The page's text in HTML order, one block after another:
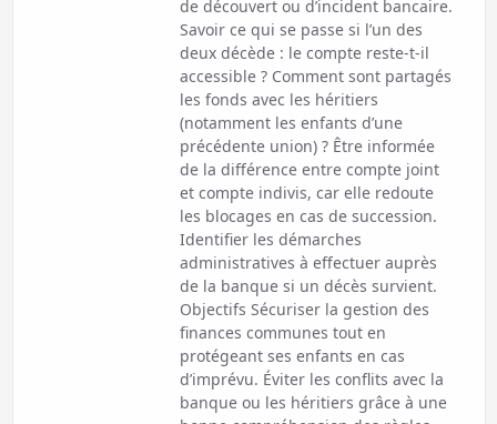
de découvert ou d’incident bancaire.
Savoir ce qui se passe si l’un des
deux décède : le compte reste-t-il
accessible ? Comment sont partagés
les fonds avec les héritiers
(notamment les enfants d’une
précédente union) ? Être informée
de la différence entre compte joint
et compte indivis, car elle redoute
les blocages en cas de succession.
Identifier les démarches
administratives à effectuer auprès
de la banque si un décès survient.
Objectifs Sécuriser la gestion des
finances communes tout en
protégeant ses enfants en cas
d’imprévu. Éviter les conflits avec la
banque ou les héritiers grâce à une